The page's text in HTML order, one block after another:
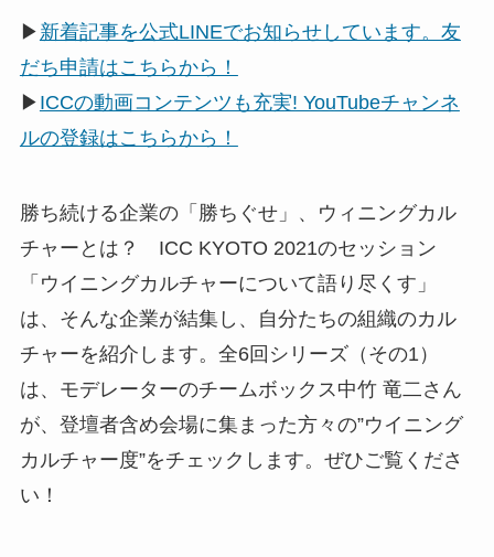
▶ 新着記事を公式LINEでお知らせしています。友
だち申請はこちらから！
▶ ICCの動画コンテンツも充実! YouTubeチャンネ
ルの登録はこちらから！
勝ち続ける企業の「勝ちぐせ」、ウィニングカル
チャーとは？ ICC KYOTO 2021のセッション
「ウイニングカルチャーについて語り尽くす」
は、そんな企業が結集し、自分たちの組織のカル
チャーを紹介します。全6回シリーズ（その1）
は、モデレーターのチームボックス中竹 竜二さん
が、登壇者含め会場に集まった方々の”ウイニング
カルチャー度”をチェックします。ぜひご覧くださ
い！